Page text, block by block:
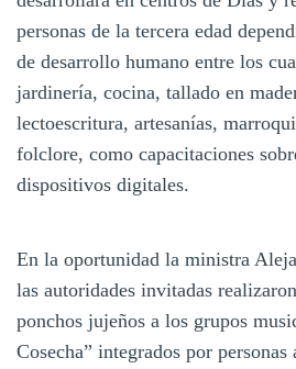
personas de la tercera edad
de desarrollo humano entre los
jardinería, cocina, tallado en
lectoescritura, artesanías,
folclore, como capacitaciones
dispositivos digitales.
En la oportunidad la ministra
las autoridades invitadas
ponchos jujeños a los grupos
Cosecha” integrados por personas